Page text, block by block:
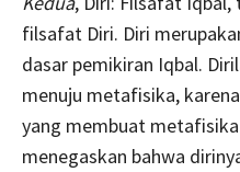
filsafat Diri. Diri
dasar pemikiran Iqbal.
menuju metafisika,
yang membuat
menegaskan bahwa